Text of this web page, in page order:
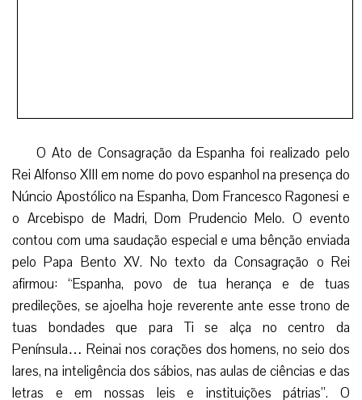
letras e em nossas leis e instituições pátrias”. O
monumento ao Sagrado Coração de Jesus erigido para
esta ocasião expõem a imagem de Jesus Cristo a cujos pés
se encontram as palavras ‘Reino na Espanha’. (EPC)
Facebook
TwitterWhatsApp
Email